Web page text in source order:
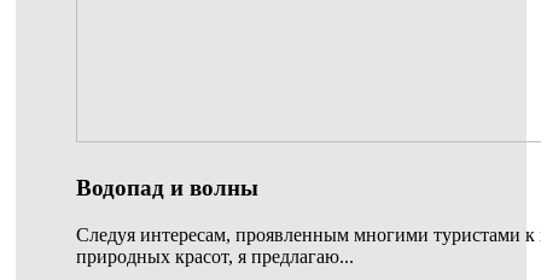
Водопад и волны
Следуя интересам, проявленным многими туристами
природных красот, я предлагаю...